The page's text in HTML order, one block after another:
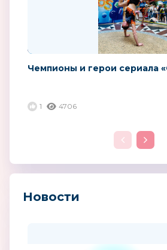
Чемпионы и герои сериала
1 4706
Новости